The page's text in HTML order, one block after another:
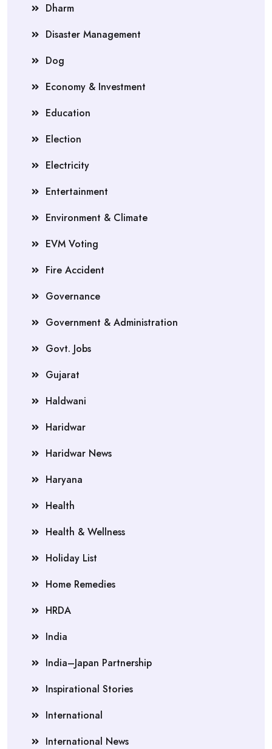
Dharm
Disaster Management
Dog
Economy & Investment
Education
Election
Electricity
Entertainment
Environment & Climate
EVM Voting
Fire Accident
Governance
Government & Administration
Govt. Jobs
Gujarat
Haldwani
Haridwar
Haridwar News
Haryana
Health
Health & Wellness
Holiday List
Home Remedies
HRDA
India
India–Japan Partnership
Inspirational Stories
International
International News